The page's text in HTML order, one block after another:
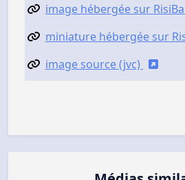
image hébergée sur
miniature hébergée sur
image source (jvc)